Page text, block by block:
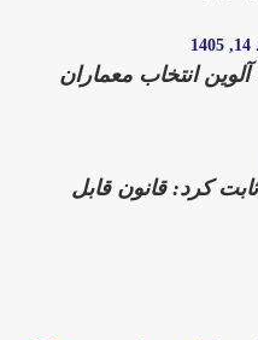
آلوین انتخاب معماران
کرد: قانون قابل